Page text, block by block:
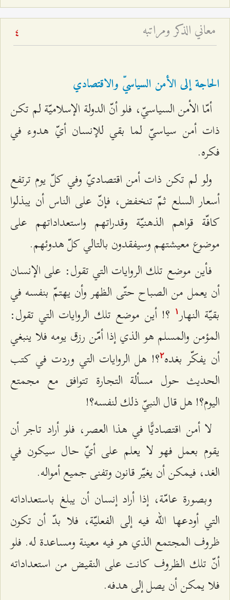
معاني الذكر ومراتبه 4
الحاجة إلى الأمن السياسيّ والاقتصادي
أمّا الأمن السياسيّ، فلو أنّ الدولة الإسلاميّة لم تكن
ذات أمن سياسيّ لما بقي للإنسان أيّ هدوء في
فكره.
ولو لم تكن ذات أمن اقتصاديّ وفي كلّ يوم ترتفع
أسعار السلع ثمّ تنخفض، فإنّ على الناس أن يبذلوا
كافّة قواهم الذهنيّة وقدراتهم واستعداداتهم على
موضوع معيشتهم وسيفقدون بالتالي كلّ هدوئهم.
فأين موضع تلك الروايات التي تقول: على الإنسان
أن يعمل من الصباح حتّى الظهر وأن يهتمّ بنفسه في
بقيّة النهار۱
؟! أين موضع تلك الروايات التي تقول:
المؤمن والمسلم هو الذي إذا أمّن رزق يومه فلا ينبغي
أن يفكّر بغده٢؟! هل الروايات التي وردت في كتب
الحديث حول مسألة التجارة تتوافق مع مجمتع
اليوم؟! هل قال النبيّ ذلك لنفسه؟!
لا أمن اقتصاديًّا في هذا العصر، فلو أراد تاجر أن
يقوم بعمل فهو لا يعلم على أيّ حال سيكون في
الغد، فيمكن أن يغيّر قانون وتفنى جميع أمواله.
وبصورة عامّة، إذا أراد إنسان أن يبلغ باستعداداته
التي أودعها الله فيه إلى الفعليّة، فلا بدّ أن تكون
ظروف المجتمع الذي هو فيه معينة ومساعدة له. فلو
أنّ تلك الظروف كانت على النقيض من استعداداته
فلا يمكن أن يصل إلى هدفه.